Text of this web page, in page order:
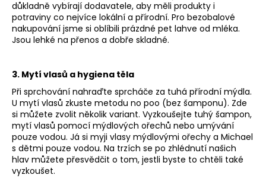
důkladně vybírají dodavatele, aby měli produkty i
potraviny co nejvíce lokální a přírodní. Pro bezobalové
nakupování jsme si oblíbili prázdné pet lahve od mléka.
Jsou lehké na přenos a dobře skladné.
3. Mytí vlasů a hygiena těla
Při sprchování nahraďte sprcháče za tuhá přírodní mýdla.
U mytí vlasů zkuste metodu no poo (bez šamponu). Zde
si můžete zvolit několik variant. Vyzkoušejte tuhý šampon,
mytí vlasů pomocí mýdlových ořechů nebo umývání
pouze vodou. Já si myji vlasy mýdlovými ořechy a Michael
s dětmi pouze vodou. Na trzích se po zhlédnutí našich
hlav můžete přesvědčit o tom, jestli byste to chtěli také
vyzkoušet.
HLEDAT
D
o
p
o
r
u
č
u